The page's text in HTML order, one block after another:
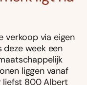
verkoop via eigen
deze week een
liggen vanaf
liefst 800 Albert